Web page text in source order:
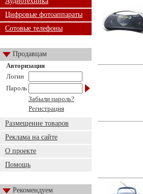
Цифровые фотоаппараты
Сотовые телефоны
Продавцам
Авторизация
Логин
Пароль
Забыли пароль?
Регистрация
Размещение товаров
Реклама на сайте
О проекте
Помощь
Рекомендуем